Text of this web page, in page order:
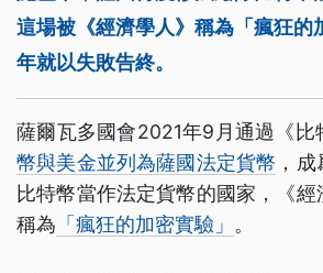
這場被《經濟學人》稱為「瘋狂的
年就以失敗告終。
薩爾瓦多國會2021年9月通過《比
幣與美金並列為薩國法定貨幣 ，
比特幣當作法定貨幣的國家，《
稱為 「瘋狂的加密實驗」 。